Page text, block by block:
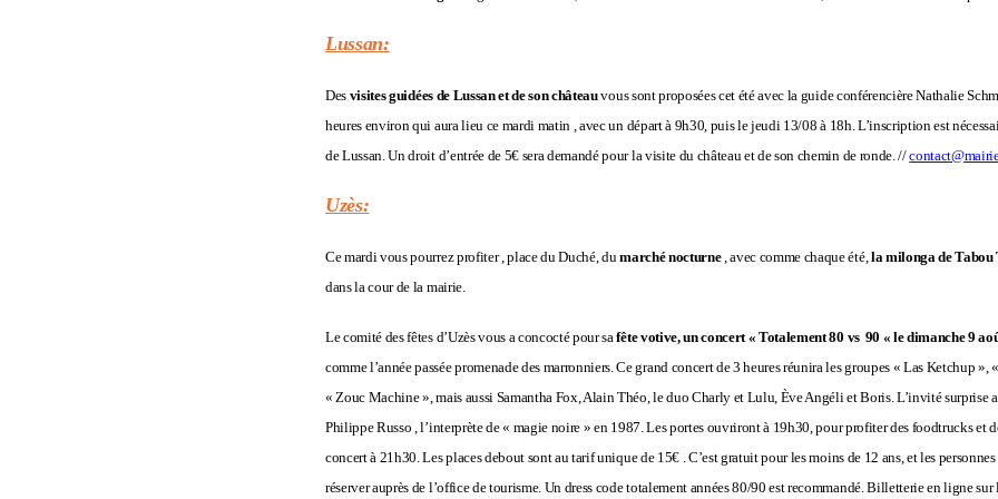
Lussan:
Des visites guidées de Lussan et de son châteauvous sont proposées cet été avec la guide conférencière Nathalie
heures environ qui aura lieu ce mardi matin , avec un départ à 9h30, puis le jeudi 13/08 à 18h. L’inscription est
de Lussan. Un droit d’entrée de 5€ sera demandé pour la visite du château et de son chemin de ronde. //
Uzès:
Ce mardi vous pourrez profiter , place du Duché, dumarché nocturne, avec comme chaque été,la milonga de Tabou
dans la cour de la mairie.
Le comité des fêtes d’Uzès vous a concocté pour safête votive, un concert « Totalement 80 vs 90 « le dimanche 9
comme l’année passée promenade des marronniers. Ce grand concert de 3 heures réunira les groupes « Las Ketchup
« Zouc Machine », mais aussi Samantha Fox, Alain Théo, le duo Charly et Lulu, Ève Angéli et Boris. L’invité surprise
Philippe Russo , l’interprète de « magie noire » en 1987. Les portes ouvriront à 19h30, pour profiter des foodtrucks et
concert à 21h30. Les places debout sont au tarif unique de 15€ . C’est gratuit pour les moins de 12 ans, et les
réserver auprès de l’office de tourisme. Un dress code totalement années 80/90 est recommandé. Billetterie en ligne